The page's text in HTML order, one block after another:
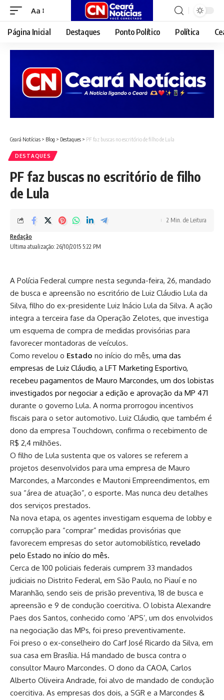
Font
Resizer
Aa
Página Inicial Destaques Ponto Político Política
Ceará Notícias > Blog > Destaques > PF faz buscas no escritório de filho de Lula
DESTAQUES
PF faz buscas no escritório de filho
de Lula
Ultima atualização: 26/10/2015 5:22 PM
Redação
2 Min. de Leitura
A Polícia Federal cumpre nesta segunda-feira, 26, mandado
de busca e apreensão no escritório de Luiz Cláudio Lula da
Silva, filho do ex-presidente Luiz Inácio Lula da Silva. A ação
integra a terceira fase da Operação Zelotes, que investiga
um esquema de compra de medidas provisórias para
favorecer montadoras de veículos.
Como revelou o Estado no início do mês, uma das
empresas de Luiz Cláudio, a LFT Marketing Esportivo,
recebeu pagamentos de Mauro Marcondes, um dos lobistas
investigados por negociar a edição e aprovação da MP 471
durante o governo Lula. A norma prorrogou incentivos
fiscais para o setor automotivo. Luiz Cláudio, que também é
dono da empresa Touchdown, confirma o recebimento de
R$ 2,4 milhões.
O filho de Lula sustenta que os valores se referem a
projetos desenvolvidos para uma empresa de Mauro
Marcondes, a Marcondes e Mautoni Empreendimentos, em
sua “área de atuação”, o esporte. Mas nunca deu detalhes
dos serviços prestados.
Na nova etapa, os agentes investigam esquema de lobby e
corrupção para “comprar” medidas provisórias que
favorecem empresas do setor automobilístico, revelado
pelo Estado no início do mês.
Cerca de 100 policiais federais cumprem 33 mandados
judiciais no Distrito Federal, em São Paulo, no Piauí e no
Maranhão, sendo seis de prisão preventiva, 18 de busca e
apreensão e 9 de condução coercitiva. O lobista Alexandre
Paes dos Santos, conhecido como ‘APS’, um dos envolvidos
na negociação das MPs, foi preso preventivamente.
Foi preso o ex-conselheiro do Carf José Ricardo da Silva, em
sua casa em Brasília. Há mandado de busca contra o
consultor Mauro Marcondes. O dono da CAOA, Carlos
Alberto Oliveira Andrade, foi alvo de mandado de condução
coercitiva. As empresas dos dois, a SGR e a Marcondes &